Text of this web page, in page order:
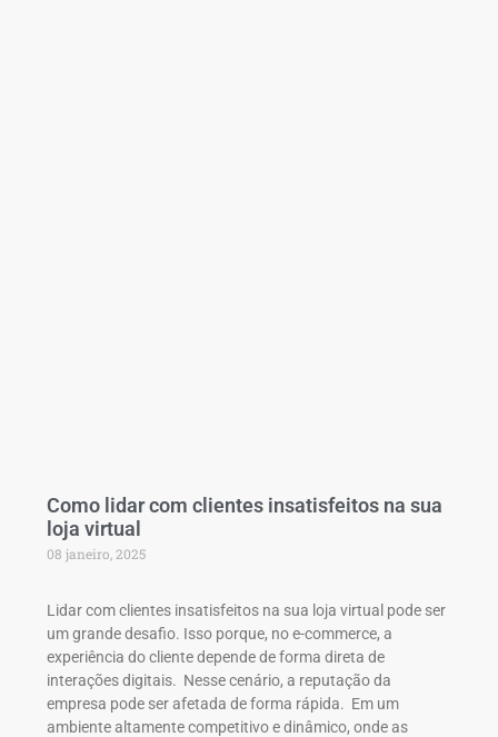
Como lidar com clientes insatisfeitos na sua
loja virtual
08 janeiro, 2025
Lidar com clientes insatisfeitos na sua loja virtual pode ser
um grande desafio. Isso porque, no e-commerce, a
experiência do cliente depende de forma direta de
interações digitais. Nesse cenário, a reputação da
empresa pode ser afetada de forma rápida. Em um
ambiente altamente competitivo e dinâmico, onde as